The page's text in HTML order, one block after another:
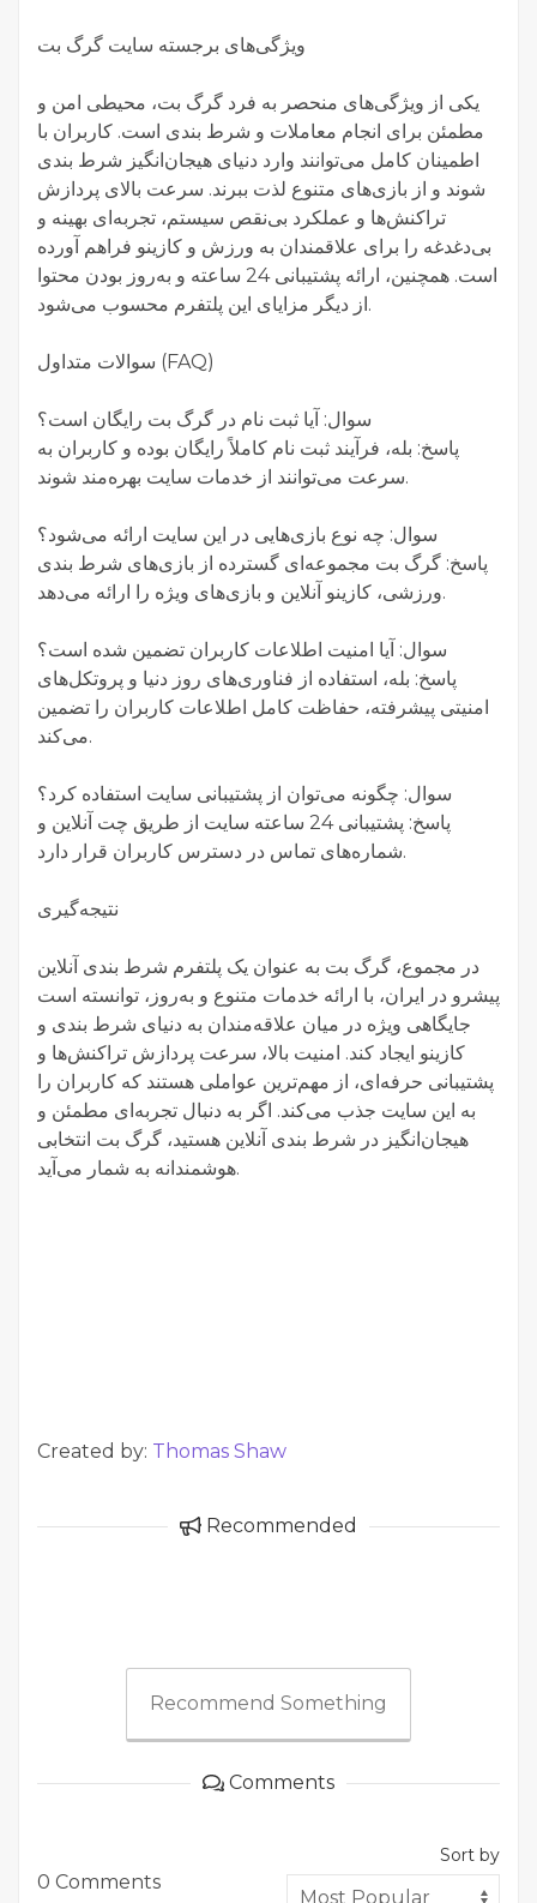
ویژگی‌های برجسته سایت گرگ بت
یکی از ویژگی‌های منحصر به فرد گرگ بت، محیطی امن و
مطمئن برای انجام معاملات و شرط بندی است. کاربران با
اطمینان کامل می‌توانند وارد دنیای هیجان‌انگیز شرط بندی
شوند و از بازی‌های متنوع لذت ببرند. سرعت بالای پردازش
تراکنش‌ها و عملکرد بی‌نقص سیستم، تجربه‌ای بهینه و
بی‌دغدغه را برای علاقمندان به ورزش و کازینو فراهم آورده
است. همچنین، ارائه پشتیبانی 24 ساعته و به‌روز بودن محتوا
از دیگر مزایای این پلتفرم محسوب می‌شود.
سوالات متداول (FAQ)
سوال: آیا ثبت نام در گرگ بت رایگان است؟
پاسخ: بله، فرآیند ثبت نام کاملاً رایگان بوده و کاربران به
سرعت می‌توانند از خدمات سایت بهره‌مند شوند.
سوال: چه نوع بازی‌هایی در این سایت ارائه می‌شود؟
پاسخ: گرگ بت مجموعه‌ای گسترده از بازی‌های شرط بندی
ورزشی، کازینو آنلاین و بازی‌های ویژه را ارائه می‌دهد.
سوال: آیا امنیت اطلاعات کاربران تضمین شده است؟
پاسخ: بله، استفاده از فناوری‌های روز دنیا و پروتکل‌های
امنیتی پیشرفته، حفاظت کامل اطلاعات کاربران را تضمین
می‌کند.
سوال: چگونه می‌توان از پشتیبانی سایت استفاده کرد؟
پاسخ: پشتیبانی 24 ساعته سایت از طریق چت آنلاین و
شماره‌های تماس در دسترس کاربران قرار دارد.
نتیجه‌گیری
در مجموع، گرگ بت به عنوان یک پلتفرم شرط بندی آنلاین
پیشرو در ایران، با ارائه خدمات متنوع و به‌روز، توانسته است
جایگاهی ویژه در میان علاقه‌مندان به دنیای شرط بندی و
کازینو ایجاد کند. امنیت بالا، سرعت پردازش تراکنش‌ها و
پشتیبانی حرفه‌ای، از مهم‌ترین عواملی هستند که کاربران را
به این سایت جذب می‌کند. اگر به دنبال تجربه‌ای مطمئن و
هیجان‌انگیز در شرط بندی آنلاین هستید، گرگ بت انتخابی
هوشمندانه به شمار می‌آید.
Created by: Thomas Shaw
Recommended
Recommend Something
Comments
0 Comments
Sort by